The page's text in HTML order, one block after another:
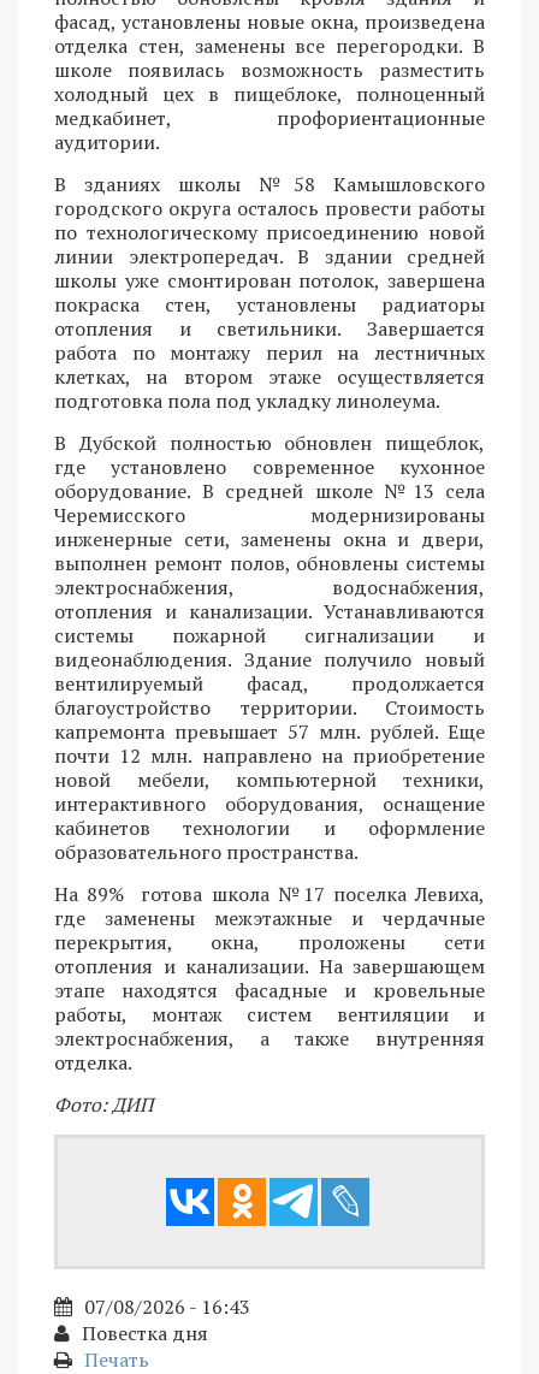
фасад, установлены новые окна, произведена
отделка стен, заменены все перегородки. В
школе появилась возможность разместить
холодный цех в пищеблоке, полноценный
медкабинет, профориентационные
аудитории.
В зданиях школы №58 Камышловского
городского округа осталось провести работы
по технологическому присоединению новой
линии электропередач. В здании средней
школы уже смонтирован потолок, завершена
покраска стен, установлены радиаторы
отопления и светильники. Завершается
работа по монтажу перил на лестничных
клетках, на втором этаже осуществляется
подготовка пола под укладку линолеума.
В Дубской полностью обновлен пищеблок,
где установлено современное кухонное
оборудование. В средней школе №13 села
Черемисского модернизированы
инженерные сети, заменены окна и двери,
выполнен ремонт полов, обновлены системы
электроснабжения, водоснабжения,
отопления и канализации. Устанавливаются
системы пожарной сигнализации и
видеонаблюдения. Здание получило новый
вентилируемый фасад, продолжается
благоустройство территории. Стоимость
капремонта превышает 57 млн. рублей. Еще
почти 12 млн. направлено на приобретение
новой мебели, компьютерной техники,
интерактивного оборудования, оснащение
кабинетов технологии и оформление
образовательного пространства.
На 89% готова школа №17 поселка Левиха,
где заменены межэтажные и чердачные
перекрытия, окна, проложены сети
отопления и канализации. На завершающем
этапе находятся фасадные и кровельные
работы, монтаж систем вентиляции и
электроснабжения, а также внутренняя
отделка.
Фото: ДИП
07/08/2026 - 16:43
Повестка дня
Печать